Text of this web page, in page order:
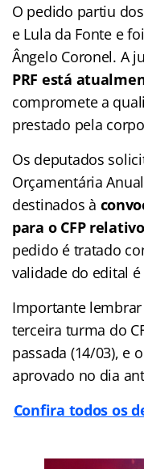
O pedido partiu
e Lula da Fonte e
Ângelo Coronel. A
PRF está
compromete a
prestado pela
Os deputados
Orçamentária
destinados à
para o CFP
pedido é tratado
validade do edital
Importante
terceira turma do
passada (14/03), e
aprovado no dia
Confira todos os